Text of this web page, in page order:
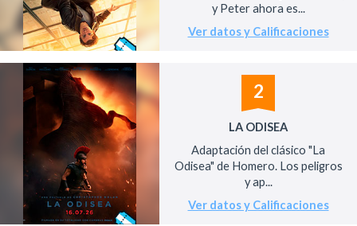
y Peter ahora es...
Ver datos y Calificaciones
2
LA ODISEA
Adaptación del clásico "La
Odisea" de Homero. Los peligros
y ap...
Ver datos y Calificaciones